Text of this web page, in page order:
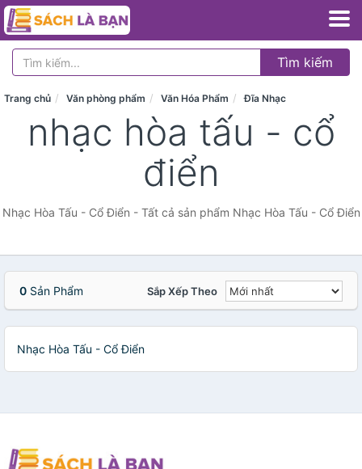
Tìm kiếm
Trang chủ Văn phòng phẩm Văn Hóa Phẩm Đĩa Nhạc
nhạc hòa tấu - cổ
điển
Nhạc Hòa Tấu - Cổ Điển - Tất cả sản phẩm Nhạc Hòa Tấu - Cổ Điển
0 Sản Phẩm Sắp Xếp Theo
Nhạc Hòa Tấu - Cổ Điển